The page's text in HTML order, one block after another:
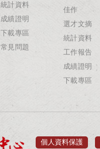
統計資料
成績證明
下載專區
常見問題
佳作
選才文摘
統計資料
工作報告
成績證明
下載專區
個人資料保護